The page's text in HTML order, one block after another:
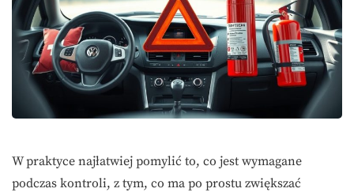
W praktyce najłatwiej pomylić to, co jest wymagane
podczas kontroli, z tym, co ma po prostu zwiększać